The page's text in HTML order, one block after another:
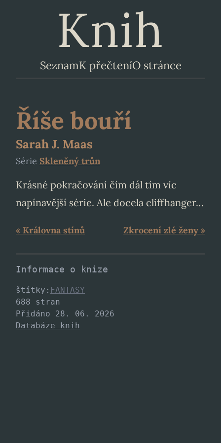
Knih
SeznamK přečteníO stránce
Říše bouří
Sarah J. Maas
Série Skleněný trůn
Krásné pokračování čím dál tím víc
napínavější série. Ale docela cliffhanger…
« Královna stínů Zkrocení zlé ženy »
Informace o knize
štítky: FANTASY
688 stran
Přidáno 28. 06. 2026
Databáze knih